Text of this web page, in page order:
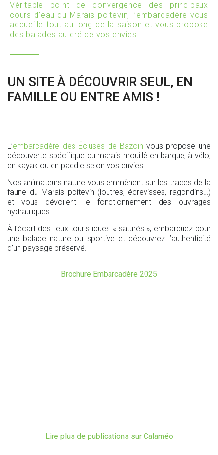
Véritable point de convergence des principaux
cours d’eau du Marais poitevin, l’embarcadère vous
accueille tout au long de la saison et vous propose
des balades au gré de vos envies.
UN SITE À DÉCOUVRIR SEUL, EN
FAMILLE OU ENTRE AMIS !
L’embarcadère des Écluses de Bazoin vous propose une
découverte spécifique du marais mouillé en barque, à vélo,
en kayak ou en paddle selon vos envies.
Nos animateurs nature vous emmènent sur les traces de la
faune du Marais poitevin (loutres, écrevisses, ragondins…)
et vous dévoilent le fonctionnement des ouvrages
hydrauliques.
À l’écart des lieux touristiques « saturés », embarquez pour
une balade nature ou sportive et découvrez l’authenticité
d’un paysage préservé.
Brochure Embarcadère 2025
Lire plus de publications sur Calaméo